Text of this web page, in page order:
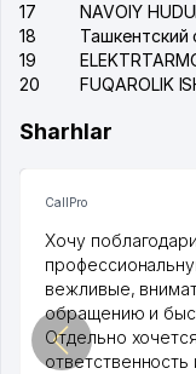
17
18
19
20
Sharhlar
CallPro
Хочу
вежливые,
обращению и
Отдельно
ответственность